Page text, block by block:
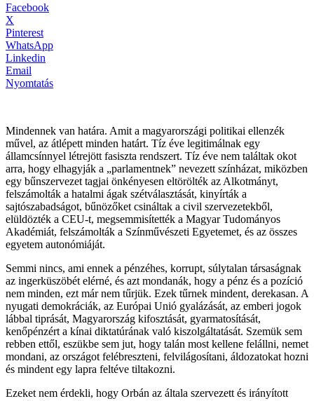
Facebook
X
Pinterest
WhatsApp
Linkedin
Email
Nyomtatás
Mindennek van határa. Amit a magyarországi politikai ellenzék
művel, az átlépett minden határt. Tíz éve legitimálnak egy
államcsínnyel létrejött fasiszta rendszert. Tíz éve nem találtak okot
arra, hogy elhagyják a „parlamentnek” nevezett színházat, miközben
egy bűnszervezet tagjai önkényesen eltörölték az Alkotmányt,
felszámolták a hatalmi ágak szétválasztását, kinyírták a
sajtószabadságot, bűnözőket csináltak a civil szervezetekből,
elüldözték a CEU-t, megsemmisítették a Magyar Tudományos
Akadémiát, felszámolták a Színművészeti Egyetemet, és az összes
egyetem autonómiáját.
Semmi nincs, ami ennek a pénzéhes, korrupt, súlytalan társaságnak
az ingerküszöbét elérné, és azt mondanák, hogy a pénz és a pozíció
nem minden, ezt már nem tűrjük. Ezek tűrnek mindent, derekasan. A
nyugati demokráciák, az Európai Unió gyalázását, az emberi jogok
lábbal tiprását, Magyarország kifosztását, gyarmatosítását,
kenőpénzért a kínai diktatúrának való kiszolgáltatását. Szemük sem
rebben ettől, eszükbe sem jut, hogy talán most kellene felállni, nemet
mondani, az országot felébreszteni, felvilágosítani, áldozatokat hozni
és mindent egy lapra feltéve tiltakozni.
Ezeket nem érdekli, hogy Orbán az általa szervezett és irányított